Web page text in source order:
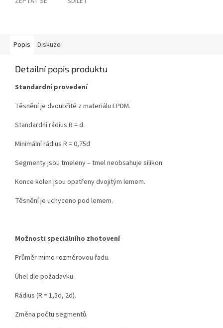
Popis Diskuze
Detailní popis produktu
Standardní provedení
Těsnění je dvoubřité z materiálu EPDM.
Standardní rádius R = d.
Minimální rádius R = 0,75d
Segmenty jsou tmeleny – tmel neobsahuje silikon.
Konce kolen jsou opatřeny dvojitým lemem.
Těsnění je uchyceno pod lemem.
Možnosti speciálního zhotovení
Průměr mimo rozměrovou řadu.
Úhel dle požadavku.
Rádius (R = 1,5d, 2d).
Změna počtu segmentů.